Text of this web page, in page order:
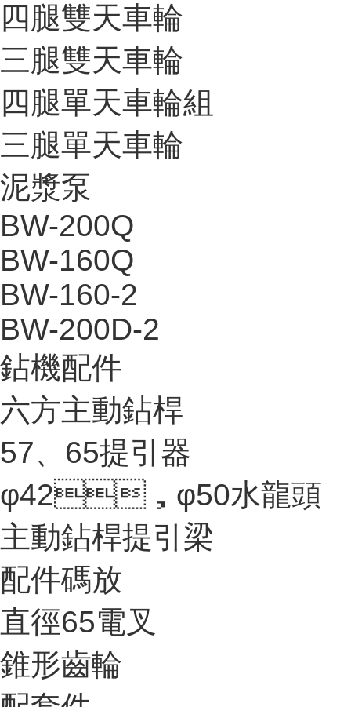
四腿雙天車輪
三腿雙天車輪
四腿單天車輪組
三腿單天車輪
泥漿泵
BW-200Q
BW-160Q
BW-160-2
BW-200D-2
鉆機配件
六方主動鉆桿
57、65提引器
φ42，φ50水龍頭
主動鉆桿提引梁
配件碼放
直徑65電叉
錐形齒輪